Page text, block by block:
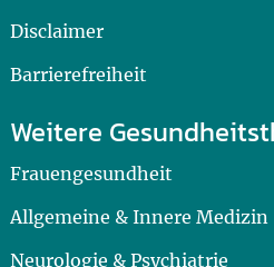
Disclaimer
Barrierefreiheit
Weitere
Frauengesundheit
Allgemeine & Innere Medizin
Neurologie & Psychiatrie